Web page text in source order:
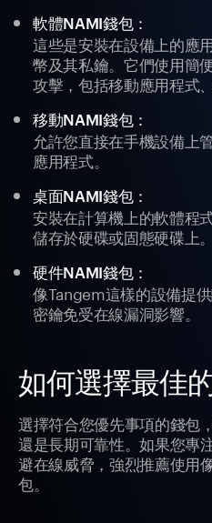
軟體NAMI錢包：
這些是安裝在設備上的應
幣及其私鑰。它們使用簡
攻擊，包括移動應用程式
移動NAMI錢包：
允許您直接在手機設備上
應用程式。
桌面NAMI錢包：
安裝在計算機上的軟體程
儲存於硬碟或固態硬碟上。
硬件NAMI錢包：
像Tangem這樣的設備提
密鑰免受在線漏洞影響。
如何選擇最佳
選擇符合您優先事項的錢包
還是長期可靠性。如果您專
避在線威脅，強烈推薦使用
包。